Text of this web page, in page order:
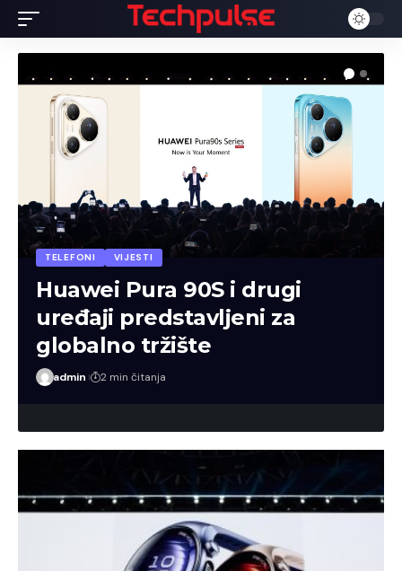
TELEFONI VIJESTI
Huawei Pura 90S i drugi
uređaji predstavljeni za
globalno tržište
admin 2 min čitanja